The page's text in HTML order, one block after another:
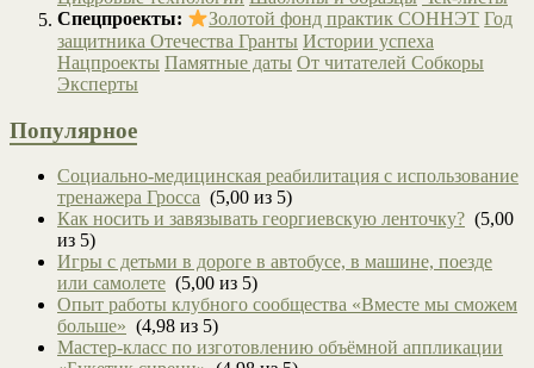
Спецпроекты:
Золотой фонд практик СОННЭТ Год
защитника Отечества Гранты Истории успеха
Нацпроекты Памятные даты От читателей Собкоры
Эксперты
Популярное
Социально-медицинская реабилитация с использование
тренажера Гросса (5,00 из 5)
Как носить и завязывать георгиевскую ленточку? (5,00
из 5)
Игры с детьми в дороге в автобусе, в машине, поезде
или самолете (5,00 из 5)
Опыт работы клубного сообщества «Вместе мы сможем
больше» (4,98 из 5)
Мастер-класс по изготовлению объёмной аппликации